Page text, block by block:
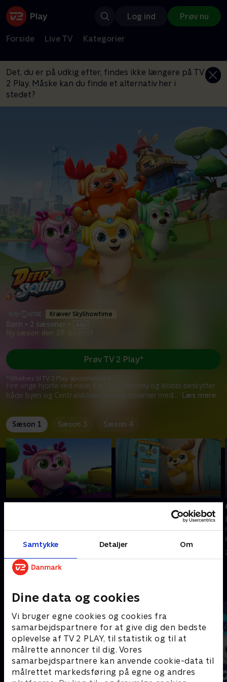
Samtykke Detaljer Om
Dine data og cookies
Vi bruger egne cookies og cookies fra
samarbejdspartnere for at give dig den bedste
oplevelse af TV 2 PLAY, til statistik og til at
målrette annoncer til dig. Vores
samarbejdspartnere kan anvende cookie-data til
målrettet markedsføring på egne og andres
Log ind Prøv nu
Forside Live TV Kategorier
Det, du er på udkig efter, findes ikke længere på TV
2 Play. Måske kan du finde et alternativ her i
stedet?
Kræver SkyShowtime
Børn • 2 sæsoner •
Ny sæson den 29. august
Fire unge hjorte ved navn Kai, Lola, Rammy og Bobbi beskytter
både byen og Centralskoven mod problemer med... Læs mere
Prøv TV 2 Play*
*tilkøbes til TV 2 Play abonnement
Sæson 1 Sæson 3 Sæson 4
parkpasser. Don Stål forsøger
Don Ståls replikator forårsager
kaos. Ismaskinen går amok.
21. februar 2023 • 23 min